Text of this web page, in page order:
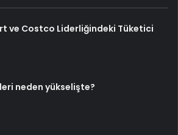
ve Costco Liderliğindeki Tüketici
neden yükselişte?